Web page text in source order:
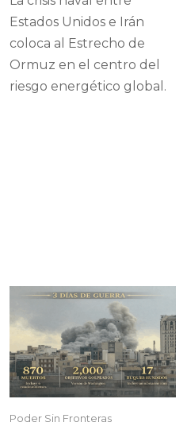
Estados Unidos e Irán
coloca al Estrecho de
Ormuz en el centro del
riesgo energético global.
Poder Sin Fronteras